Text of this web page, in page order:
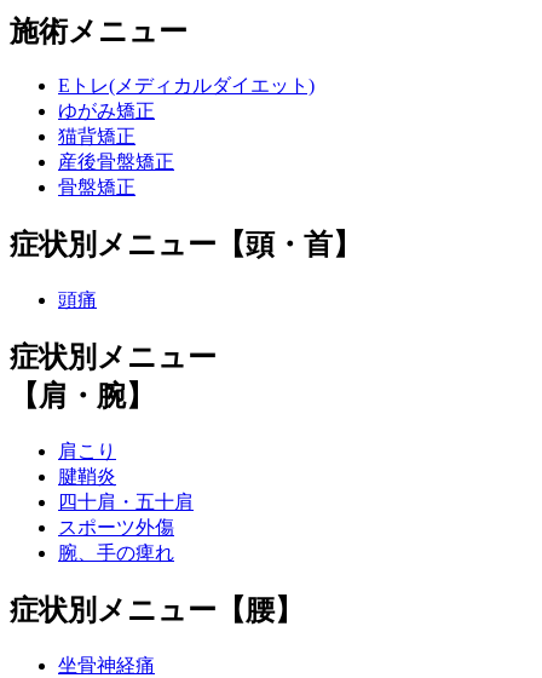
施術メニュー
Eトレ(メディカルダイエット)
ゆがみ矯正
猫背矯正
産後骨盤矯正
骨盤矯正
症状別メニュー【頭・首】
頭痛
症状別メニュー
【肩・腕】
肩こり
腱鞘炎
四十肩・五十肩
スポーツ外傷
腕、手の痺れ
症状別メニュー【腰】
坐骨神経痛